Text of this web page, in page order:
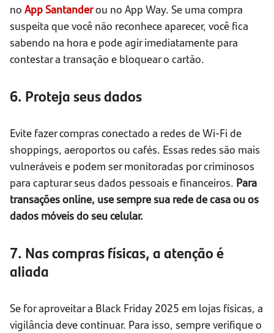
no App Santanderou no App Way. Se uma compra
suspeita que você não reconhece aparecer, você fica
sabendo na hora e pode agir imediatamente para
contestar a transação e bloquear o cartão.
6. Proteja seus dados
Evite fazer compras conectado a redes de Wi-Fi de
shoppings, aeroportos ou cafés. Essas redes são mais
vulneráveis e podem ser monitoradas por criminosos
para capturar seus dados pessoais e financeiros. Para
transações online, use sempre sua rede de casa ou os
dados móveis do seu celular.
7. Nas compras físicas, a atenção é
aliada
Se for aproveitar a Black Friday 2025 em lojas físicas, a
vigilância deve continuar. Para isso, sempre verifique o